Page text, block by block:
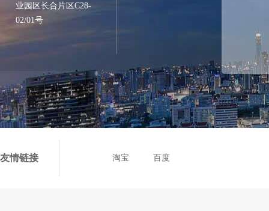
业园区长合片区C28-
02/01号
友情链接 淘宝 百度